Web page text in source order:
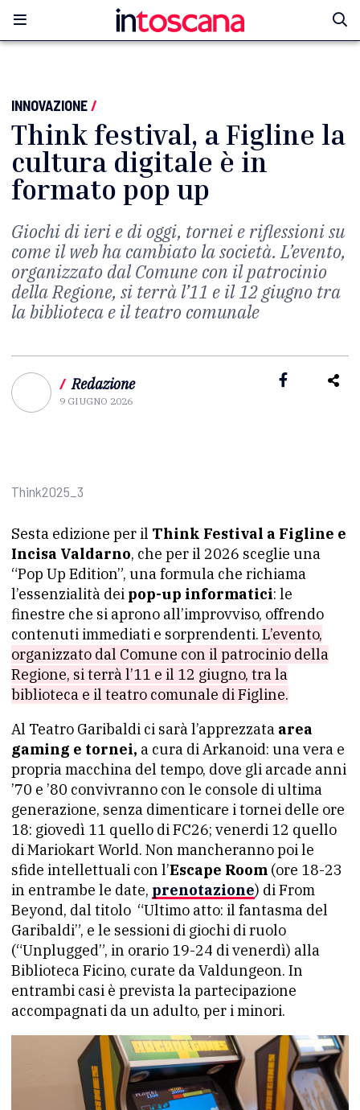
INNOVAZIONE/
Think festival, a Figline la
cultura digitale è in
formato pop up
Giochi di ieri e di oggi, tornei e riflessioni su
come il web ha cambiato la società. L’evento,
organizzato dal Comune con il patrocinio
della Regione, si terrà l’11 e il 12 giugno tra
la biblioteca e il teatro comunale
/ Redazione
9 GIUGNO 2026
Think2025_3
Sesta edizione per il Think Festival a Figline e
Incisa Valdarno, che per il 2026 sceglie una
“Pop Up Edition”, una formula che richiama
l’essenzialità dei pop-up informatici: le
finestre che si aprono all’improvviso, offrendo
contenuti immediati e sorprendenti. L’evento,
organizzato dal Comune con il patrocinio della
Regione, si terrà l’11 e il 12 giugno, tra la
biblioteca e il teatro comunale di Figline.
Al Teatro Garibaldi ci sarà l’apprezzata area
gaming e tornei, a cura di Arkanoid: una vera e
propria macchina del tempo, dove gli arcade anni
’70 e ’80 convivranno con le console di ultima
generazione, senza dimenticare i tornei delle ore
18: giovedì 11 quello di FC26; venerdi 12 quello
di Mariokart World. Non mancheranno poi le
sfide intellettuali con l’Escape Room (ore 18-23
in entrambe le date, prenotazione) di From
Beyond, dal titolo “Ultimo atto: il fantasma del
Garibaldi”, e le sessioni di giochi di ruolo
(“Unplugged”, in orario 19-24 di venerdì) alla
Biblioteca Ficino, curate da Valdungeon. In
entrambi casi è prevista la partecipazione
accompagnati da un adulto, per i minori.